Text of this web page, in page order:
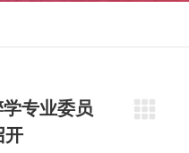
专业委员
开